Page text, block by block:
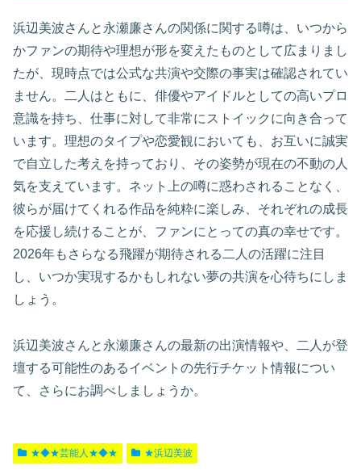
浜辺美波さんと永瀬廉さんの関係に関する噂は、いつから
かファンの期待や理想が形を変えたものとして広まりまし
たが、現時点では公式な共演や交際の事実は確認されてい
ません。二人はともに、俳優やアイドルとしての高いプロ
意識を持ち、仕事に対して非常にストイックに向き合って
います。理想のタイプや恋愛観においても、お互いに誠実
で自立した考えを持っており、その姿勢が現在の不動の人
気を支えています。ネット上の噂に惑わされることなく、
彼らが届けてくれる作品を純粋に楽しみ、それぞれの成長
を応援し続けることが、ファンにとっての真の幸せです。
2026年もさらなる飛躍が期待される二人の活躍に注目
し、いつか実現するかもしれない夢の共演を心待ちにしま
しょう。
浜辺美波さんと永瀬廉さんの最新の出演情報や、二人が登
壇する可能性のあるイベントの先行チケット情報につい
て、さらにお調べしましょうか。
★◆★芸能人★◆★ ★浜辺美波